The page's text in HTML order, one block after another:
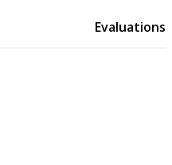
Evaluations